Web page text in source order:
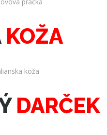
KOŽA
koža
DARČEK